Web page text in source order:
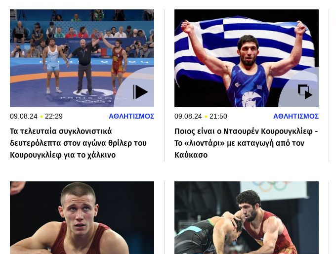
09.08.24 22:29 ΑΘΛΗΤΙΣΜΟΣ
Τα τελευταία συγκλονιστικά
δευτερόλεπτα στον αγώνα θρίλερ του
Κουρουγκλίεφ για το χάλκινο
09.08.24 21:50 ΑΘΛΗΤΙΣΜΟΣ
Ποιος είναι ο Νταουρέν Κουρουγκλίεφ -
Το «λιοντάρι» με καταγωγή από τον
Καύκασο